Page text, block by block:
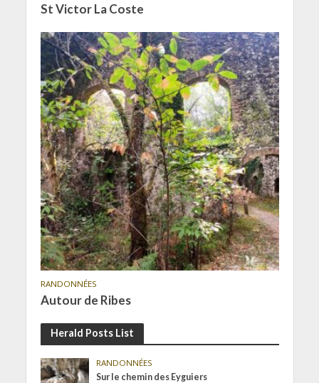
St Victor La Coste
RANDONNÉES
Autour de Ribes
Herald Posts List
RANDONNÉES
Sur le chemin des Eyguiers